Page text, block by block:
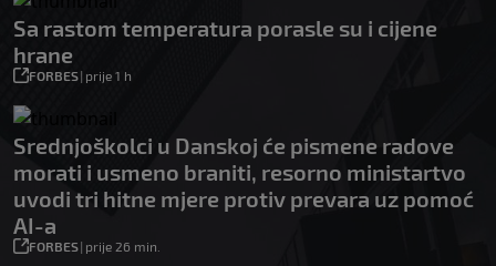
Sa rastom temperatura porasle su i cijene
hrane
FORBES| prije 1 h
Srednjoškolci u Danskoj će pismene radove
morati i usmeno braniti, resorno ministartvo
uvodi tri hitne mjere protiv prevara uz pomoć
AI-a
FORBES| prije 26 min.